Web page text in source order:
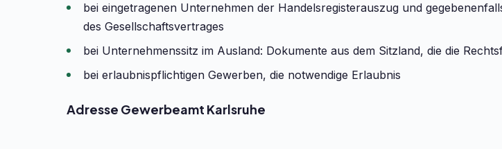
bei eingetragenen Unternehmen der Handelsregisterauszug und
des Gesellschaftsvertrages
bei Unternehmenssitz im Ausland: Dokumente aus dem Sitzland, die die
bei erlaubnispflichtigen Gewerben, die notwendige Erlaubnis
Adresse Gewerbeamt Karlsruhe